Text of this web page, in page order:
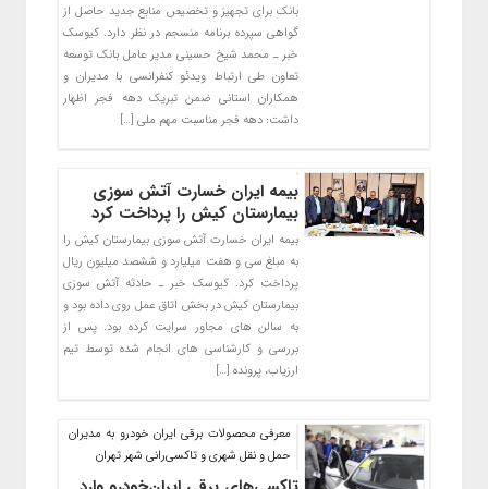
بانک برای تجهیز و تخصیص منابع جدید حاصل از
گواهی سپرده برنامه منسجم در نظر دارد. کیوسک
خبر ـ محمد شیخ حسینی مدیر عامل بانک توسعه
تعاون طی ارتباط ویدئو کنفرانسی با مدیران و
همکاران استانی ضمن تبریک دهه فجر اظهار
داشت: دهه فجر مناسبت مهم ملی […]
بیمه ایران خسارت آتش سوزی
بیمارستان کیش را پرداخت کرد
بیمه ایران خسارت آتش سوزی بیمارستان کیش را
به مبلغ سی و هفت میلیارد و ششصد میلیون ریال
پرداخت کرد. کیوسک خبر ـ حادثه آتش سوزی
بیمارستان کیش در بخش اتاق عمل روی داده بود و
به سالن های مجاور سرایت کرده بود. پس از
بررسی و کارشناسی های انجام شده توسط تیم
ارزیاب، پرونده […]
معرفی محصولات برقی ایران خودرو به مدیران
حمل و نقل شهری و تاکسی‌رانی شهر تهران